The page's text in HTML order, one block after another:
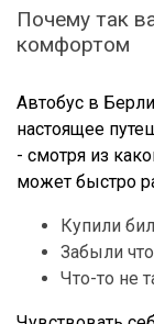
Почему так
комфортом
Автобус в
настоящее
- смотря из
может быстро
Купили
Забыли
Что-то не